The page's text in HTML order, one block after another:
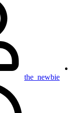
the_newbie